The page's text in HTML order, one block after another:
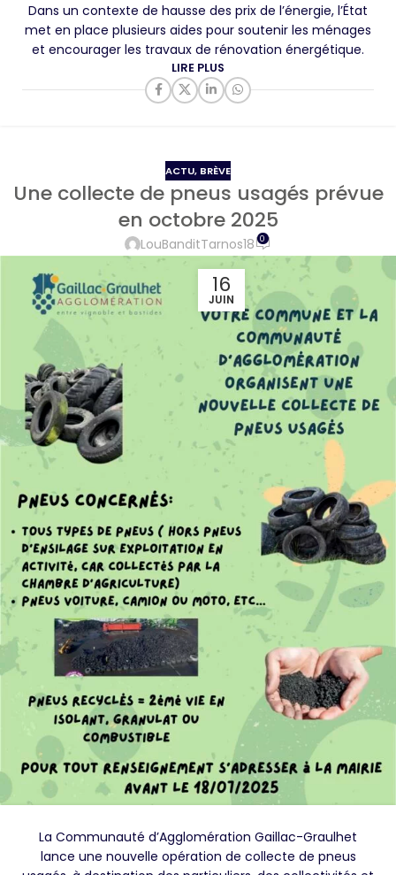
Dans un contexte de hausse des prix de l’énergie, l’État
met en place plusieurs aides pour soutenir les ménages
et encourager les travaux de rénovation énergétique.
LIRE PLUS
ACTU, BRÈVE
Une collecte de pneus usagés prévue
en octobre 2025
LouBanditTarnos18 0
16
JUIN
La Communauté d’Agglomération Gaillac-Graulhet
lance une nouvelle opération de collecte de pneus